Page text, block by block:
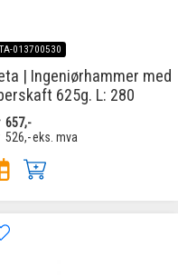
013700530
| Ingeniørhammer med
625g. L: 280
657,-
526,-eks. mva